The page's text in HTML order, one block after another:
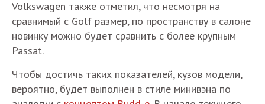
Volkswagen также отметил, что несмотря на
сравнимый с Golf размер, по пространству в салоне
новинку можно будет сравнить с более крупным
Passat.
Чтобы достичь таких показателей, кузов модели,
вероятно, будет выполнен в стиле минивэна по